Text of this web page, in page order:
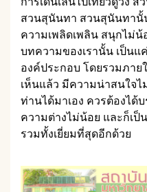
สวนสุนันทา สวนสุนันทานั้
ความเพลิดเพลิน สนุกไม่น้
บทความของเรานั้น เป็น
องค์ประกอบ โดยรวมภา
เห็นแล้ว มีความน่าสนใจ
ท่านได้มาเอง ควรต้องได้
ความต่างไม่น้อย และก็เ
รวมทั้งเยี่ยมที่สุดอีกด้วย